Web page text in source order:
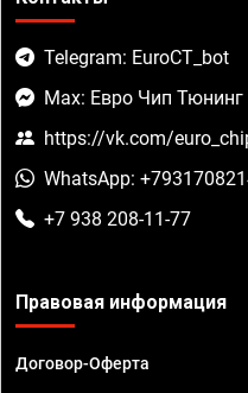
Telegram: EuroCT_bot
Max: Евро Чип Тюнинг
https://vk.com/
WhatsApp:
+7 938 208-11-77
Правовая информация
Договор-Оферта